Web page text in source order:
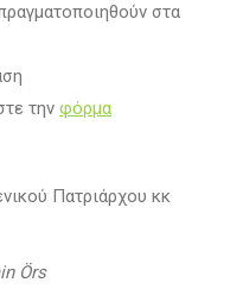
στα
την φόρμα
Πατριάρχου κκ
Örs